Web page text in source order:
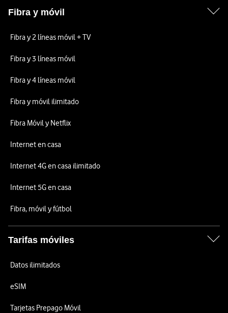
Fibra y móvil
Fibra y 2 líneas móvil + TV
Fibra y 3 líneas móvil
Fibra y 4 líneas móvil
Fibra y móvil ilimitado
Fibra Móvil y Netflix
Internet en casa
Internet 4G en casa ilimitado
Internet 5G en casa
Fibra, móvil y fútbol
Tarifas móviles
Datos ilimitados
eSIM
Tarjetas Prepago Móvil